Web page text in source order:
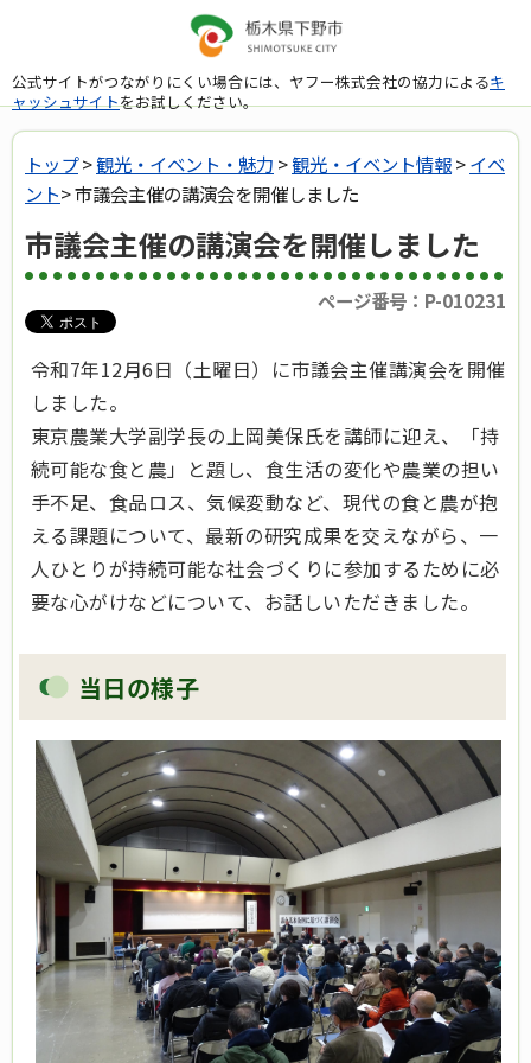
公式サイトがつながりにくい場合には、ヤフー株式会社の協力によるキ
ャッシュサイトをお試しください。
トップ>観光・イベント・魅力 >観光・イベント情報>イベ
ント> 市議会主催の講演会を開催しました
市議会主催の講演会を開催しました
ページ番号：P-010231
令和7年12月6日（土曜日）に市議会主催講演会を開催
しました。
東京農業大学副学長の上岡美保氏を講師に迎え、「持
続可能な食と農」と題し、食生活の変化や農業の担い
手不足、食品ロス、気候変動など、現代の食と農が抱
える課題について、最新の研究成果を交えながら、一
人ひとりが持続可能な社会づくりに参加するために必
要な心がけなどについて、お話しいただきました。
当日の様子